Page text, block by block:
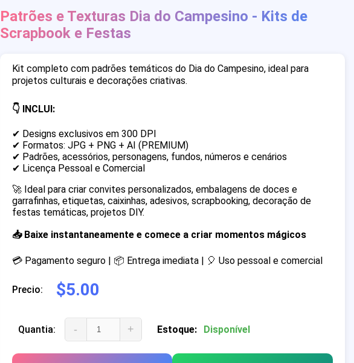
Patrões e Texturas Dia do Campesino - Kits de
Scrapbook e Festas
Kit completo com padrões temáticos do Dia do Campesino, ideal para
projetos culturais e decorações criativas.
👇 INCLUI:
✔ Designs exclusivos em 300 DPI
✔ Formatos: JPG + PNG + AI (PREMIUM)
✔ Padrões, acessórios, personagens, fundos, números e cenários
✔ Licença Pessoal e Comercial
🚀 Ideal para criar convites personalizados, embalagens de doces e
garrafinhas, etiquetas, caixinhas, adesivos, scrapbooking, decoração de
festas temáticas, projetos DIY.
📥 Baixe instantaneamente e comece a criar momentos mágicos
💳 Pagamento seguro | 📦 Entrega imediata | 🎈 Uso pessoal e comercial
Precio: $5.00
Quantia: - + Estoque: Disponível